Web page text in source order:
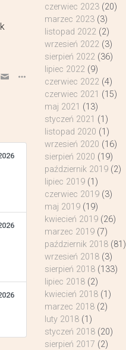
czerwiec 2023(20)
marzec 2023(3)
listopad 2022(2)
wrzesień 2022(3)
sierpień 2022(36)
lipiec 2022(9)
czerwiec 2022(4)
czerwiec 2021 (15)
maj 2021 (13)
styczeń 2021 (1)
listopad 2020 (1)
wrzesień 2020 (16)
sierpień 2020 (19)
październik 2019(2)
lipiec 2019(1)
czerwiec 2019(3)
maj 2019(19)
kwiecień 2019(26)
marzec 2019(7)
październik 2018(81)
wrzesień 2018(3)
sierpień 2018(133)
lipiec 2018(2)
kwiecień 2018(1)
marzec 2018(2)
luty 2018(1)
styczeń 2018(20)
sierpień 2017 (2)